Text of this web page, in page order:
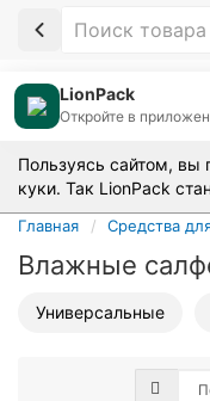
LionPack
Пользуясь сайтом, вы
куки. Так LionPack
Главная Средства
Влажные
Универсальные